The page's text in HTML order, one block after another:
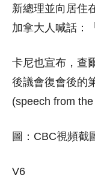
新總理並向居住
加拿大人喊話：
卡尼也宣布，查
後議會復會後的
(speech from the
圖：CBC視頻截
V6